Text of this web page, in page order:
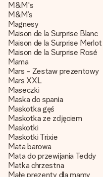
M&M's
M&M’s
Magnesy
Maison de la Surprise Blanc
Maison de la Surprise
Maison de la Surprise Rosé
Mama
Mars - Zestaw prezentowy
Mars XXL
Maseczki
Maska do spania
Maskotka gęś
Maskotka ze zdjęciem
Maskotki
Maskotki Trixie
Mata barowa
Mata do przewijania Teddy
Matka chrzestna
Małe prezenty dla mamy